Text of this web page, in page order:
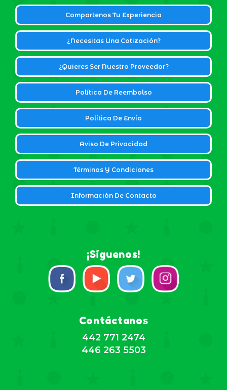
Compartenos Tu Experiencia
¿Necesitas Una Cotización?
¿Quieres Ser Nuestro Proveedor?
Política De Reembolso
Política De Envío
Aviso De Privacidad
Términos Y Condiciones
Información De Contacto
¡Síguenos!
Contáctanos
442 771 2474
446 263 5503